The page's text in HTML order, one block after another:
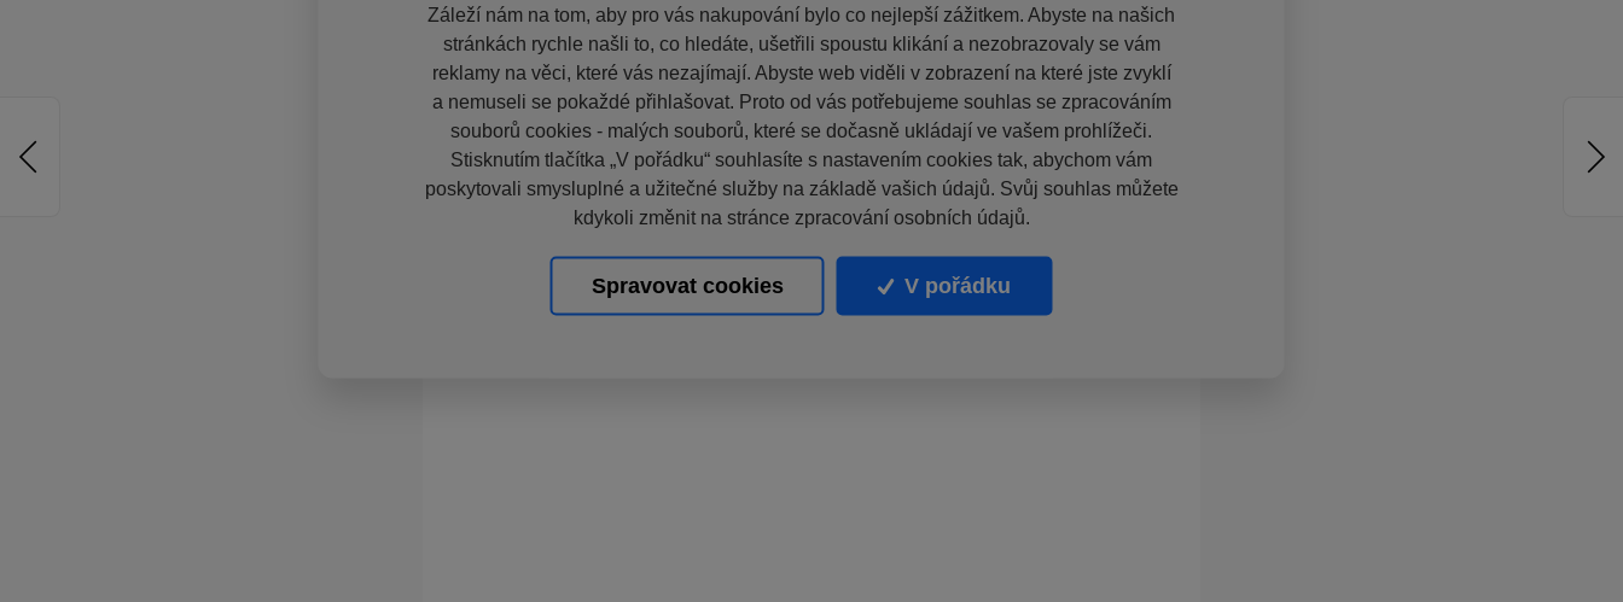
Záleží nám na tom, aby pro vás nakupování bylo co nejlepší zážitkem. Abyste na našich
stránkách rychle našli to, co hledáte, ušetřili spoustu klikání a nezobrazovaly se vám
reklamy na věci, které vás nezajímají. Abyste web viděli v zobrazení na které jste zvyklí
a nemuseli se pokaždé přihlašovat. Proto od vás potřebujeme souhlas se zpracováním
souborů cookies - malých souborů, které se dočasně ukládají ve vašem prohlížeči.
Stisknutím tlačítka „V pořádku“ souhlasíte s nastavením cookies tak, abychom vám
poskytovali smysluplné a užitečné služby na základě vašich údajů. Svůj souhlas můžete
kdykoli změnit na stránce zpracování osobních údajů.
Spravovat cookies V pořádku